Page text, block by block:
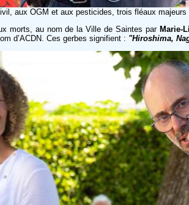
aux OGM et aux pesticides, trois fléaux
morts, au nom de la Ville de Saintes par Marie-
d’ACDN. Ces gerbes signifient : "Hiroshima,